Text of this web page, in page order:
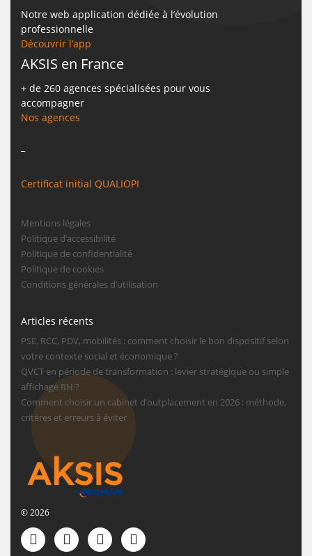
Notre web application dédiée à l’évolution
professionnelle
Découvrir l’app
AKSIS en France
+ de 260 agences spécialisées pour vous
accompagner
Nos agences
Certificat initial QUALIOPI
Mentions légales
Politique d’accessibilité
Politique de confidentialité
Politique de cookies
Conditions générales d’utilisation
Articles récents
PSE, RCC, PDV, mobilités : comment choisir le bon dispositif selon
votre contexte social et économique ?
QVCT en période de transformation : levier stratégique ou simple
affichage RH ?
Comment choisir un cabinet d’outplacement en 2026 : méthode,
critères et erreurs à éviter
© 2026